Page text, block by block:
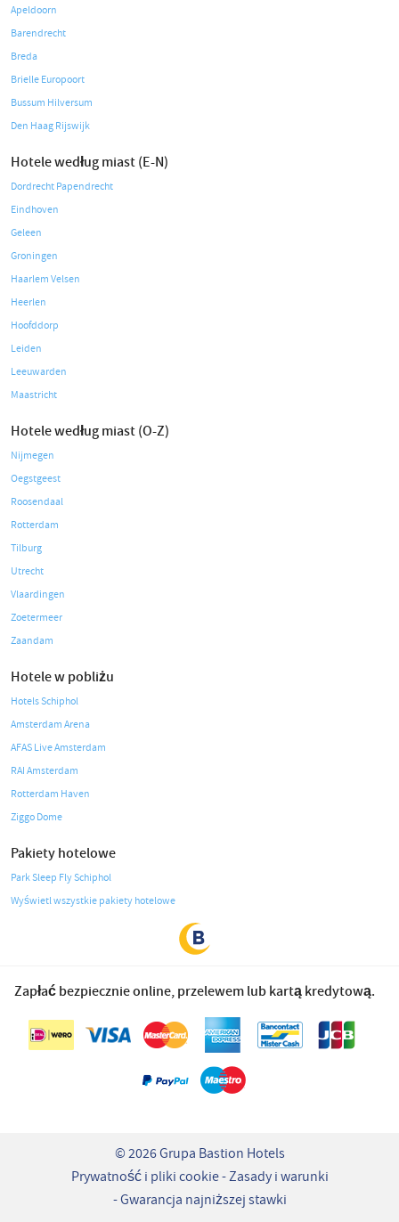
Apeldoorn
Barendrecht
Breda
Brielle Europoort
Bussum Hilversum
Den Haag Rijswijk
Hotele według miast (E-N)
Dordrecht Papendrecht
Eindhoven
Geleen
Groningen
Haarlem Velsen
Heerlen
Hoofddorp
Leiden
Leeuwarden
Maastricht
Hotele według miast (O-Z)
Nijmegen
Oegstgeest
Roosendaal
Rotterdam
Tilburg
Utrecht
Vlaardingen
Zoetermeer
Zaandam
Hotele w pobliżu
Hotels Schiphol
Amsterdam Arena
AFAS Live Amsterdam
RAI Amsterdam
Rotterdam Haven
Ziggo Dome
Pakiety hotelowe
Park Sleep Fly Schiphol
Wyświetl wszystkie pakiety hotelowe
Zapłać bezpiecznie online, przelewem lub kartą kredytową.
© 2026 Grupa Bastion Hotels
Prywatność i pliki cookie Zasady i warunki
Gwarancja najniższej stawki